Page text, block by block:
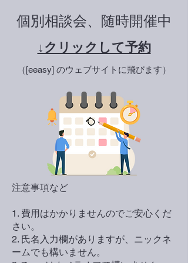
個別相談会、随時開催中
↓クリックして予約
（[eeasy] のウェブサイトに飛びます）
注意事項など
1. 費用はかかりませんのでご安心くだ
さい。
2. 氏名入力欄がありますが、ニックネ
ームでも構いません。